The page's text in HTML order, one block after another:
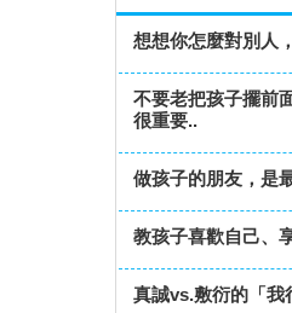
想想你怎麼對別人
不要老把孩子擺前
很重要..
做孩子的朋友，是
教孩子喜歡自己、
真誠vs.敷衍的「我